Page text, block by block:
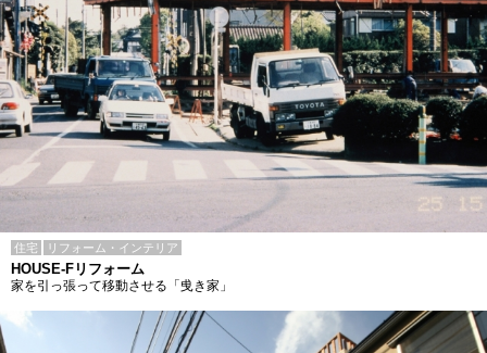
住宅 リフォーム・インテリア
HOUSE-Fリフォーム
家を引っ張って移動させる「曵き家」